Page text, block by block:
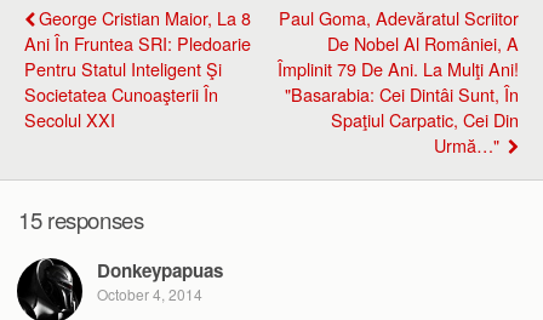
George Cristian Maior, La 8
Ani În Fruntea SRI: Pledoarie
Pentru Statul Inteligent Şi
Societatea Cunoaşterii În
Secolul XXI
Paul Goma, Adevăratul Scriitor
De Nobel Al României, A
Împlinit 79 De Ani. La Mulţi Ani!
"Basarabia: Cei Dintâi Sunt, În
Spaţiul Carpatic, Cei Din
Urmă…"
15 responses
Donkeypapuas
October 4, 2014